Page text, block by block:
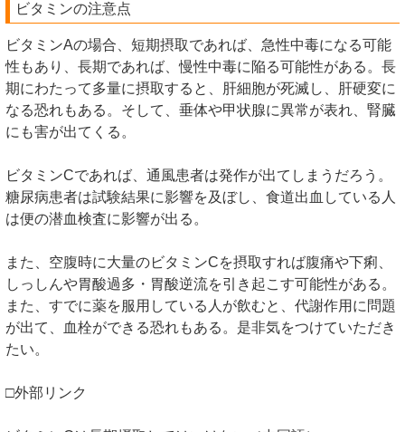
ビタミンの注意点
ビタミンAの場合、短期摂取であれば、急性中毒になる可能
性もあり、長期であれば、慢性中毒に陥る可能性がある。長
期にわたって多量に摂取すると、肝細胞が死滅し、肝硬変に
なる恐れもある。そして、垂体や甲状腺に異常が表れ、腎臓
にも害が出てくる。
ビタミンCであれば、通風患者は発作が出てしまうだろう。
糖尿病患者は試験結果に影響を及ぼし、食道出血している人
は便の潜血検査に影響が出る。
また、空腹時に大量のビタミンCを摂取すれば腹痛や下痢、
しっしんや胃酸過多・胃酸逆流を引き起こす可能性がある。
また、すでに薬を服用している人が飲むと、代謝作用に問題
が出て、血栓ができる恐れもある。是非気をつけていただき
たい。
□外部リンク